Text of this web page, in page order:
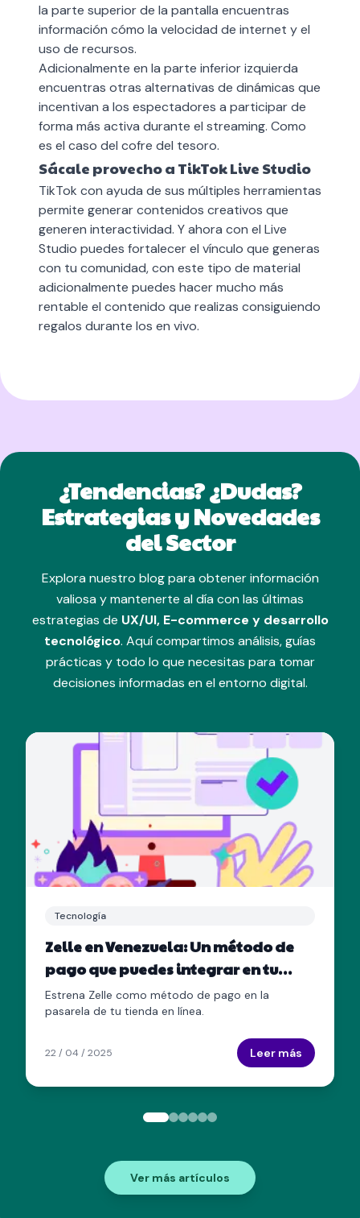
la parte superior de la pantalla encuentras
información cómo la velocidad de internet y el
uso de recursos.
Adicionalmente en la parte inferior izquierda
encuentras otras alternativas de dinámicas que
incentivan a los espectadores a participar de
forma más activa durante el streaming. Como
es el caso del cofre del tesoro.
Sácale provecho a TikTok Live Studio
TikTok con ayuda de sus múltiples herramientas
permite generar contenidos creativos que
generen interactividad. Y ahora con el Live
Studio puedes fortalecer el vínculo que generas
con tu comunidad, con este tipo de material
adicionalmente puedes hacer mucho más
rentable el contenido que realizas consiguiendo
regalos durante los en vivo.
¿Tendencias? ¿Dudas?
Estrategias y Novedades
del Sector
Explora nuestro blog para obtener información
valiosa y mantenerte al día con las últimas
estrategias de UX/UI, E-commerce y desarrollo
tecnológico. Aquí compartimos análisis, guías
prácticas y todo lo que necesitas para tomar
decisiones informadas en el entorno digital.
Tecnología
Zelle en Venezuela: Un método de
pago que puedes integrar en tu
tienda en línea
Estrena Zelle como método de pago en la
pasarela de tu tienda en línea.
22 / 04 / 2025 Leer más
Ver más artículos